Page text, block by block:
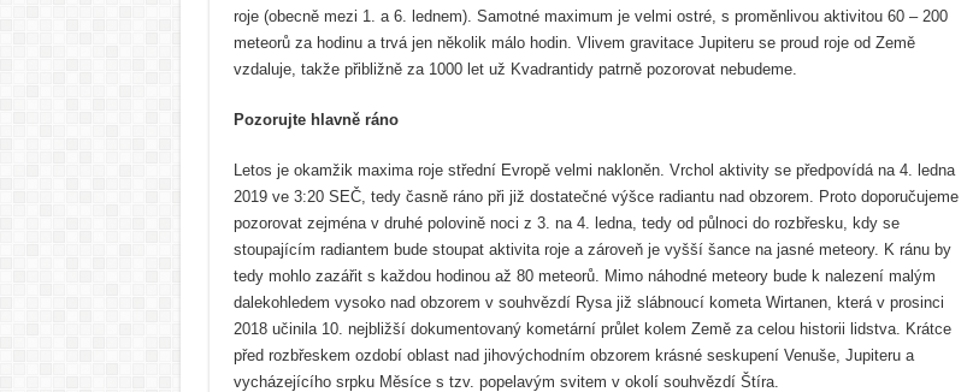
roje (obecně mezi 1. a 6. lednem). Samotné maximum je velmi ostré, s proměnlivou aktivitou 60 – 200
meteorů za hodinu a trvá jen několik málo hodin. Vlivem gravitace Jupiteru se proud roje od Země
vzdaluje, takže přibližně za 1000 let už Kvadrantidy patrně pozorovat nebudeme.
Pozorujte hlavně ráno
Letos je okamžik maxima roje střední Evropě velmi nakloněn. Vrchol aktivity se předpovídá na 4. ledna
2019 ve 3:20 SEČ, tedy časně ráno při již dostatečné výšce radiantu nad obzorem. Proto doporučujeme
pozorovat zejména v druhé polovině noci z 3. na 4. ledna, tedy od půlnoci do rozbřesku, kdy se
stoupajícím radiantem bude stoupat aktivita roje a zároveň je vyšší šance na jasné meteory. K ránu by
tedy mohlo zazářit s každou hodinou až 80 meteorů. Mimo náhodné meteory bude k nalezení malým
dalekohledem vysoko nad obzorem v souhvězdí Rysa již slábnoucí kometa Wirtanen, která v prosinci
2018 učinila 10. nejbližší dokumentovaný kometární průlet kolem Země za celou historii lidstva. Krátce
před rozbřeskem ozdobí oblast nad jihovýchodním obzorem krásné seskupení Venuše, Jupiteru a
vycházejícího srpku Měsíce s tzv. popelavým svitem v okolí souhvězdí Štíra.